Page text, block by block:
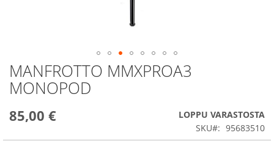
MANFROTTO MMXPROA3
MONOPOD
85,00 €
LOPPU VARASTOSTA
SKU
95683510
Skip
to
the
of